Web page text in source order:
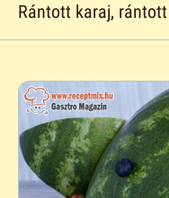
Rántott karaj,